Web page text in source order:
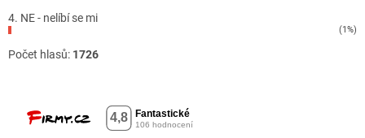
4. NE - nelíbí se mi
(1%)
Počet hlasů: 1726